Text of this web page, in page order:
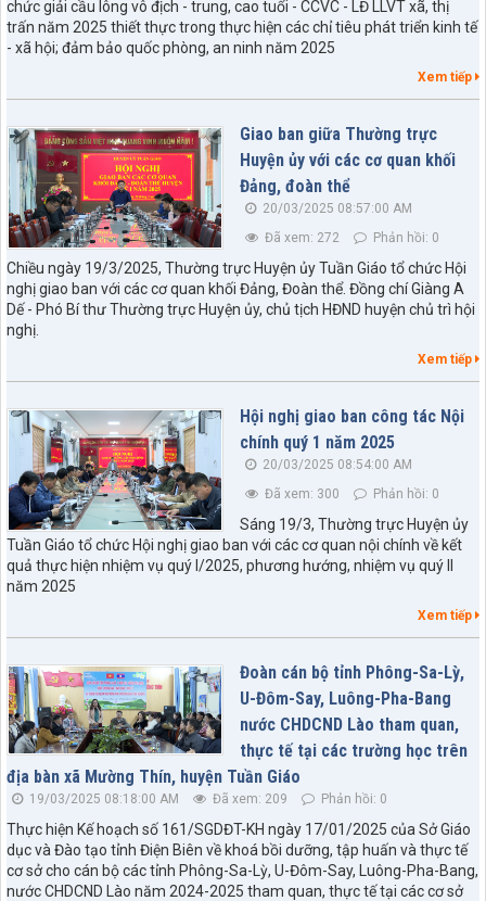
chức giải cầu lông vô địch - trung, cao tuổi - CCVC - LĐ LLVT xã, thị
trấn năm 2025 thiết thực trong thực hiện các chỉ tiêu phát triển kinh tế
- xã hội; đảm bảo quốc phòng, an ninh năm 2025
Xem tiếp
Giao ban giữa Thường trực
Huyện ủy với các cơ quan khối
Đảng, đoàn thể
20/03/2025 08:57:00 AM
Đã xem: 272
Phản hồi: 0
Chiều ngày 19/3/2025, Thường trực Huyện ủy Tuần Giáo tổ chức Hội
nghị giao ban với các cơ quan khối Đảng, Đoàn thể. Đồng chí Giàng A
Dế - Phó Bí thư Thường trực Huyện ủy, chủ tịch HĐND huyện chủ trì hội
nghị.
Xem tiếp
Hội nghị giao ban công tác Nội
chính quý 1 năm 2025
20/03/2025 08:54:00 AM
Đã xem: 300
Phản hồi: 0
Sáng 19/3, Thường trực Huyện ủy
Tuần Giáo tổ chức Hội nghị giao ban với các cơ quan nội chính về kết
quả thực hiện nhiệm vụ quý I/2025, phương hướng, nhiệm vụ quý II
năm 2025
Xem tiếp
Đoàn cán bộ tỉnh Phông-Sa-Lỳ,
U-Đôm-Say, Luông-Pha-Bang
nước CHDCND Lào tham quan,
thực tế tại các trường học trên
địa bàn xã Mường Thín, huyện Tuần Giáo
19/03/2025 08:18:00 AM Đã xem: 209 Phản hồi: 0
Thực hiện Kế hoạch số 161/SGDĐT-KH ngày 17/01/2025 của Sở Giáo
dục và Đào tạo tỉnh Điện Biên về khoá bồi dưỡng, tập huấn và thực tế
cơ sở cho cán bộ các tỉnh Phông-Sa-Lỳ, U-Đôm-Say, Luông-Pha-Bang,
nước CHDCND Lào năm 2024-2025 tham quan, thực tế tại các cơ sở